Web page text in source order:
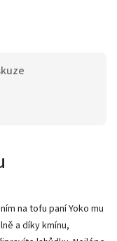
na tofu paní Yoko mu
a díky kmínu,